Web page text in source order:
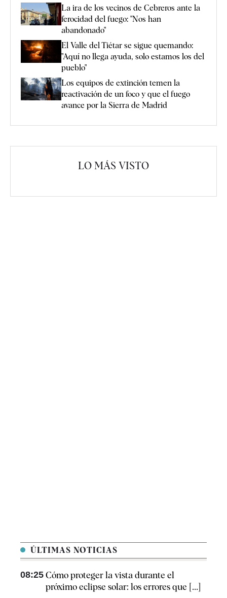
La ira de los vecinos de Cebreros ante la
ferocidad del fuego: "Nos han
abandonado"
El Valle del Tiétar se sigue quemando:
"Aquí no llega ayuda, solo estamos los del
pueblo"
Los equipos de extinción temen la
reactivación de un foco y que el fuego
avance por la Sierra de Madrid
LO MÁS VISTO
ÚLTIMAS NOTICIAS
08:25 Cómo proteger la vista durante el
próximo eclipse solar: los errores que [...]